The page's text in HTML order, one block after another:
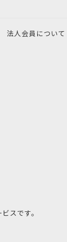
法人会員について
スです。